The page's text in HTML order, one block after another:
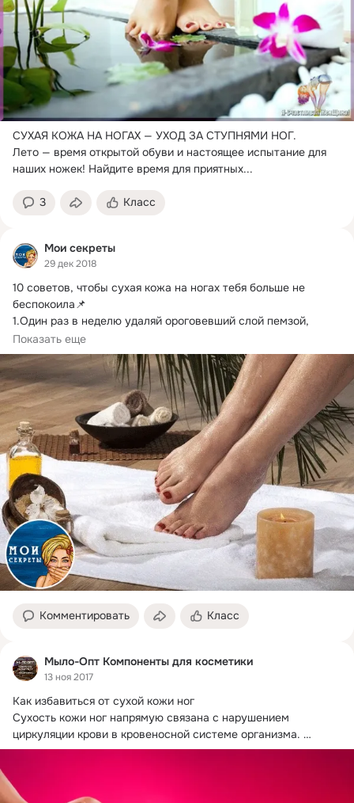
СУХАЯ КОЖА НА НОГАХ — УХОД ЗА СТУПНЯМИ НОГ.
Лето — время открытой обуви и настоящее испытание для
наших ножек! Найдите время для приятных...
3 Класс
Мои секреты
29 дек 2018
10 советов, чтобы сухая кожа на ногах тебя больше не
беспокоила📌
1.Один раз в неделю удаляй ороговевший слой пемзой,
особенно актуально,...
Показать еще
Комментировать Класс
Мыло-Опт Компоненты для косметики
13 ноя 2017
Как избавиться от сухой кожи ног
Сухость кожи ног напрямую связана с нарушением
циркуляции крови в кровеносной системе организма.
Сальные...